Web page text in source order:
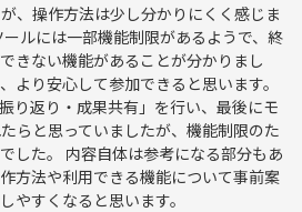
、操作方法は少し分かりにくく感じま
ルには一部機能制限があるようで、終
きない機能があることが分かりまし
より安心して参加できると思います。
り返り・成果共有」を行い、最後にモ
らと思っていましたが、機能制限のた
した。 内容自体は参考になる部分もあ
方法や利用できる機能について事前案
やすくなると思います。